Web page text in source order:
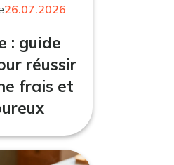
26.07.2026
: guide
réussir
frais et